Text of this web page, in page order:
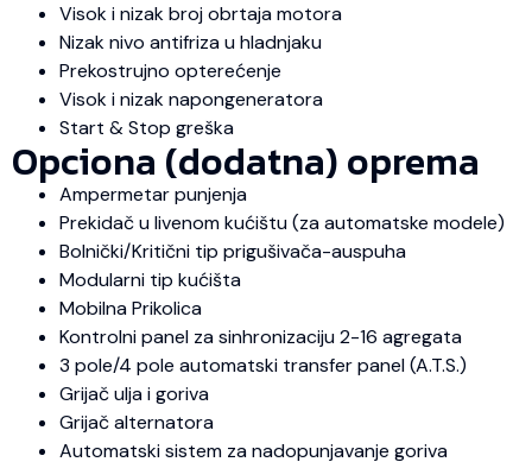
Visok i nizak broj obrtaja motora
Nizak nivo antifriza u hladnjaku
Prekostrujno opterećenje
Visok i nizak napongeneratora
Start & Stop greška
Opciona (dodatna) oprema
Ampermetar punjenja
Prekidač u livenom kućištu (za automatske modele)
Bolnički/Kritični tip prigušivača-auspuha
Modularni tip kućišta
Mobilna Prikolica
Kontrolni panel za sinhronizaciju 2-16 agregata
3 pole/4 pole automatski transfer panel (A.T.S.)
Grijač ulja i goriva
Grijač alternatora
Automatski sistem za nadopunjavanje goriva